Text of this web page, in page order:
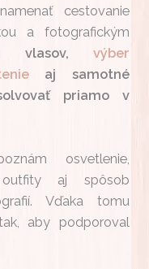
cestovanie
a fotografickým
vlasov, výber
aj samotné
priamo v
osvetlenie,
aj spôsob
Vďaka tomu
aby podporoval